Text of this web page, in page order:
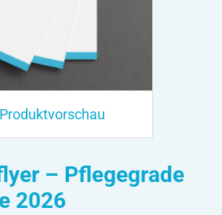
– Pflegegrade
2026